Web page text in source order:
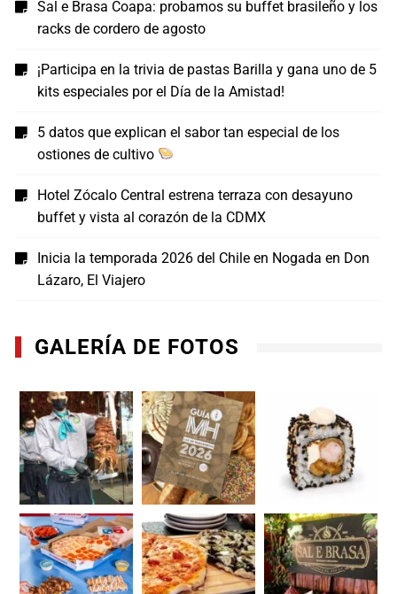
Sal e Brasa Coapa: probamos su buffet brasileño y los
racks de cordero de agosto
¡Participa en la trivia de pastas Barilla y gana uno de 5
kits especiales por el Día de la Amistad!
5 datos que explican el sabor tan especial de los
ostiones de cultivo
Hotel Zócalo Central estrena terraza con desayuno
buffet y vista al corazón de la CDMX
Inicia la temporada 2026 del Chile en Nogada en Don
Lázaro, El Viajero
GALERÍA DE FOTOS